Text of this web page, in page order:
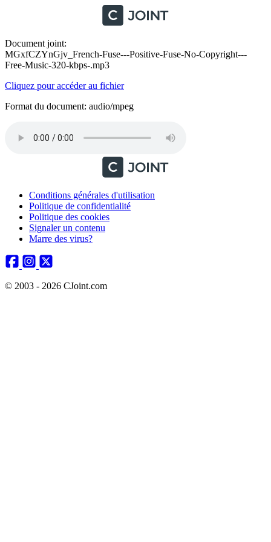
Document joint:
MGxfCZYnGjv_French-Fuse---Positive-Fuse-No-Copyright---
Free-Music-320-kbps-.mp3
Cliquez pour accéder au fichier
Format du document: audio/mpeg
Conditions générales d'utilisation
Politique de confidentialité
Politique des cookies
Signaler un contenu
Marre des virus?
© 2003 - 2026 CJoint.com